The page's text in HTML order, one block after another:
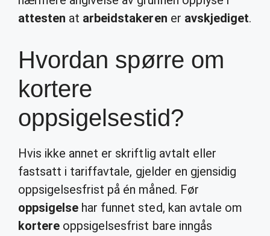
attesten at arbeidstakeren er avskjediget.
Hvordan spørre om
kortere
oppsigelsestid?
Hvis ikke annet er skriftlig avtalt eller
fastsatt i tariffavtale, gjelder en gjensidig
oppsigelsesfrist på én måned. Før
oppsigelse har funnet sted, kan avtale om
kortere oppsigelsesfrist bare inngås